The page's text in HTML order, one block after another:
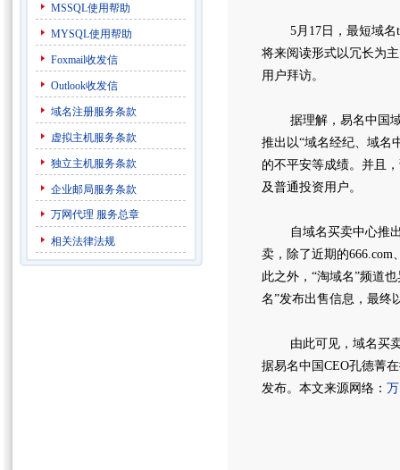
MSSQL使用帮助
MYSQL使用帮助
Foxmail收发信
Outlook收发信
域名注册服务条款
虚拟主机服务条款
独立主机服务条款
企业邮局服务条款
万网代理 服务总章
相关法律法规
5月17日，最短域名
将来阅读形式以冗长为
用户拜访。
据理解，易名中国域
推出以“域名经纪、域名
的不平安等成绩。并且
及普通投资用户。
自域名买卖中心推出
卖，除了近期的666.com
此之外，“淘域名”频道
名”发布出售信息，最终
由此可见，域名买卖
据易名中国CEO孔德菁
发布。本文来源网络：